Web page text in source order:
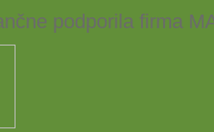
podporila firma